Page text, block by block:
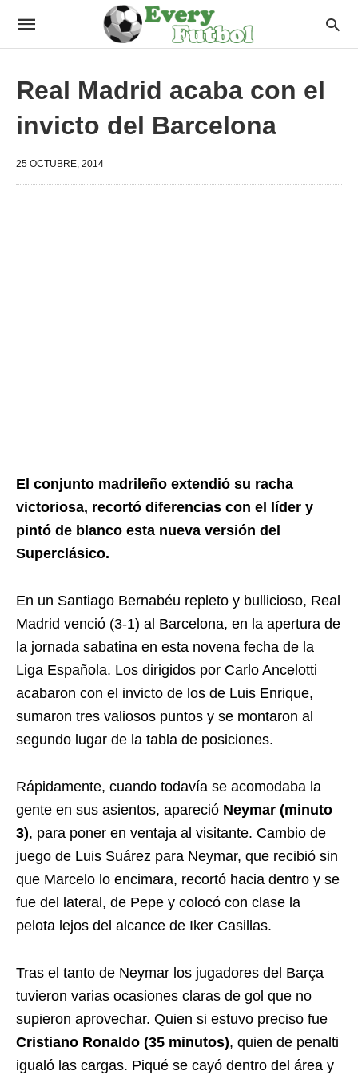
Real Madrid acaba con el
invicto del Barcelona
25 OCTUBRE, 2014
El conjunto madrileño extendió su racha
victoriosa, recortó diferencias con el líder y
pintó de blanco esta nueva versión del
Superclásico.
En un Santiago Bernabéu repleto y bullicioso, Real
Madrid venció (3-1) al Barcelona, en la apertura de
la jornada sabatina en esta novena fecha de la
Liga Española. Los dirigidos por Carlo Ancelotti
acabaron con el invicto de los de Luis Enrique,
sumaron tres valiosos puntos y se montaron al
segundo lugar de la tabla de posiciones.
Rápidamente, cuando todavía se acomodaba la
gente en sus asientos, apareció Neymar (minuto
3), para poner en ventaja al visitante. Cambio de
juego de Luis Suárez para Neymar, que recibió sin
que Marcelo lo encimara, recortó hacia dentro y se
fue del lateral, de Pepe y colocó con clase la
pelota lejos del alcance de Iker Casillas.
Tras el tanto de Neymar los jugadores del Barça
tuvieron varias ocasiones claras de gol que no
supieron aprovechar. Quien si estuvo preciso fue
Cristiano Ronaldo (35 minutos), quien de penalti
igualó las cargas. Piqué se cayó dentro del área y